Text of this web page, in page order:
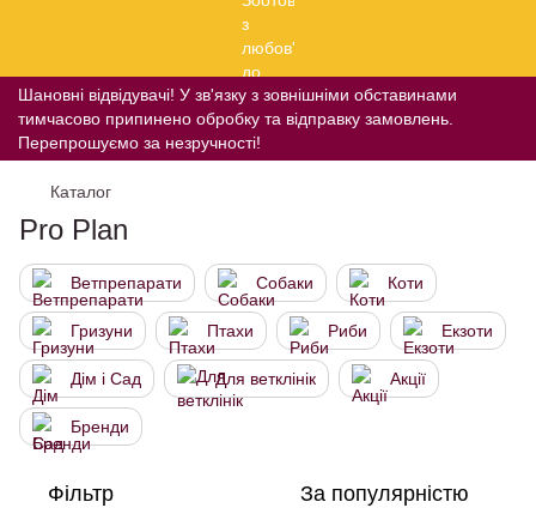
Шановні відвідувачі! У зв'язку з зовнішніми обставинами
тимчасово припинено обробку та відправку замовлень.
Перепрошуємо за незручності!
Каталог
Pro Plan
Ветпрепарати Собаки Коти
Гризуни Птахи Риби Екзоти
Дім і Сад Для ветклінік Акції
Бренди
Фільтр За популярністю